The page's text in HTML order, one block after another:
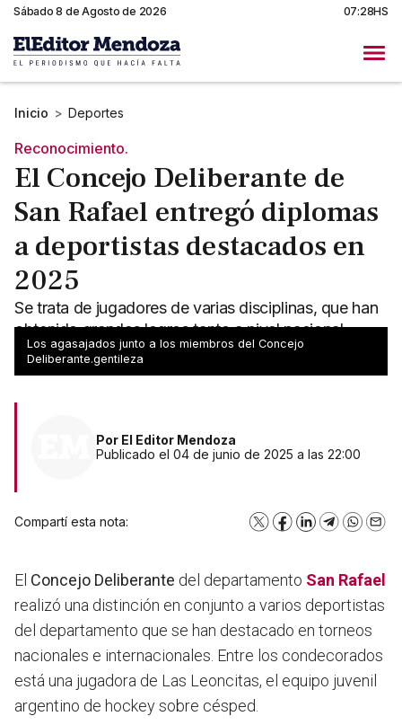
Sábado 8 de Agosto de 2026 07:28HS
Inicio > Deportes
Reconocimiento.
El Concejo Deliberante de
San Rafael entregó diplomas
a deportistas destacados en
2025
Se trata de jugadores de varias disciplinas, que han
obtenido grandes logros tanto a nivel nacional
como internacional. El detalle.
Los agasajados junto a los miembros del Concejo
Deliberante.gentileza
Por El Editor Mendoza
Publicado el 04 de junio de 2025 a las 22:00
Compartí esta nota: X Facebook
LinkedInTelegram
El Concejo Deliberante del departamento San Rafael
realizó una distinción en conjunto a varios deportistas
del departamento que se han destacado en torneos
nacionales e internacionales. Entre los condecorados
está una jugadora de Las Leoncitas, el equipo juvenil
argentino de hockey sobre césped.